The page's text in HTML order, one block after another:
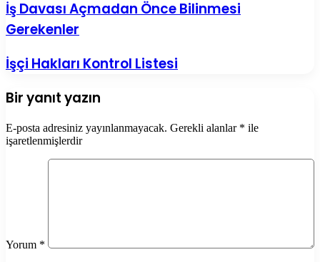
İş Davası Açmadan Önce Bilinmesi
Gerekenler
İşçi Hakları Kontrol Listesi
Bir yanıt yazın
E-posta adresiniz yayınlanmayacak. Gerekli alanlar * ile
işaretlenmişlerdir
Yorum *